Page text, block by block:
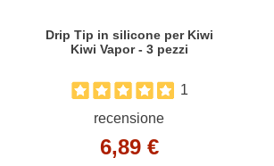
Drip Tip in silicone per Kiwi
Kiwi Vapor - 3 pezzi
1
recensione
6,89 €